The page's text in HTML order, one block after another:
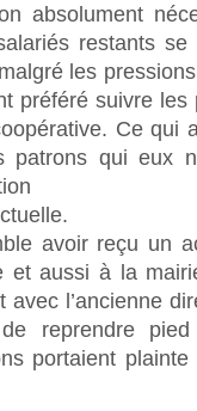
absolument
restants
les
préféré suivre
Ce qui
patrons qui eux
avoir reçu un
et aussi à la
l’ancienne
reprendre pied
portaient